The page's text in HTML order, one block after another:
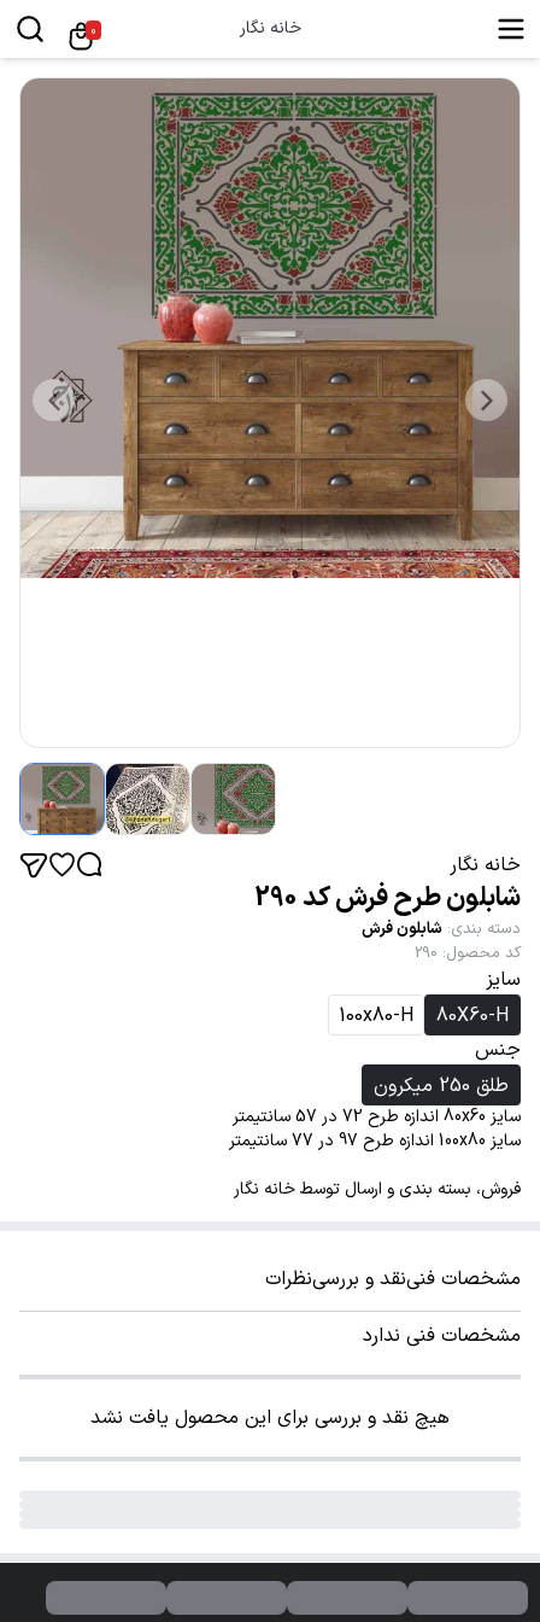
خانه نگار 0
خانه نگار
شابلون طرح فرش کد 290
دسته بندی: شابلون فرش
کد محصول:
290
سایز
80X60-H
100x80-H
جنس
طلق 250 میکرون
سایز 80x60 اندازه طرح 72 در 57 سانتیمتر
سایز 100x80 اندازه طرح 97 در 77 سانتیمتر
فروش، بسته بندی و ارسال توسط خانه نگار
مشخصات فنینقد و بررسینظرات
مشخصات فنی ندارد
هیچ نقد و بررسی برای این محصول یافت نشد